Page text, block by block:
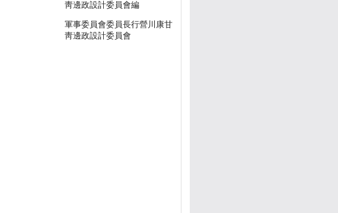
靑邊政設計委員會編
軍事委員會委員長行營川康甘
靑邊政設計委員會